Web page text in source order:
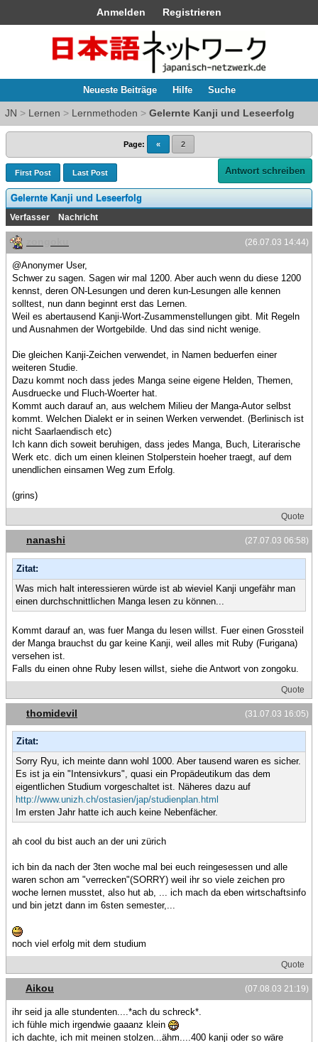
Anmelden Registrieren
Neueste Beiträge Hilfe Suche
JN > Lernen > Lernmethoden > Gelernte Kanji und Leseerfolg
Page: « 2
First Post Last Post Antwort schreiben
Gelernte Kanji und Leseerfolg
Verfasser Nachricht
(26.07.03 14:44)
@Anonymer User,
Schwer zu sagen. Sagen wir mal 1200. Aber auch wenn du diese 1200
kennst, deren ON-Lesungen und deren kun-Lesungen alle kennen
solltest, nun dann beginnt erst das Lernen.
Weil es abertausend Kanji-Wort-Zusammenstellungen gibt. Mit Regeln
und Ausnahmen der Wortgebilde. Und das sind nicht wenige.
Die gleichen Kanji-Zeichen verwendet, in Namen beduerfen einer
weiteren Studie.
Dazu kommt noch dass jedes Manga seine eigene Helden, Themen,
Ausdruecke und Fluch-Woerter hat.
Kommt auch darauf an, aus welchem Milieu der Manga-Autor selbst
kommt. Welchen Dialekt er in seinen Werken verwendet. (Berlinisch ist
nicht Saarlaendisch etc)
Ich kann dich soweit beruhigen, dass jedes Manga, Buch, Literarische
Werk etc. dich um einen kleinen Stolperstein hoeher traegt, auf dem
unendlichen einsamen Weg zum Erfolg.
(grins)
Quote
(27.07.03 06:58)
nanashi
Zitat:
Was mich halt interessieren würde ist ab wieviel Kanji ungefähr man
einen durchschnittlichen Manga lesen zu können...
Kommt darauf an, was fuer Manga du lesen willst. Fuer einen Grossteil
der Manga brauchst du gar keine Kanji, weil alles mit Ruby (Furigana)
versehen ist.
Falls du einen ohne Ruby lesen willst, siehe die Antwort von zongoku.
Quote
(31.07.03 16:05)
thomidevil
Zitat:
Sorry Ryu, ich meinte dann wohl 1000. Aber tausend waren es sicher.
Es ist ja ein "Intensivkurs", quasi ein Propädeutikum das dem
eigentlichen Studium vorgeschaltet ist. Näheres dazu auf
http://www.unizh.ch/ostasien/jap/studienplan.html
Im ersten Jahr hatte ich auch keine Nebenfächer.
ah cool du bist auch an der uni zürich
ich bin da nach der 3ten woche mal bei euch reingesessen und alle
waren schon am "verrecken"(SORRY) weil ihr so viele zeichen pro
woche lernen musstet, also hut ab, ... ich mach da eben wirtschaftsinfo
und bin jetzt dann im 6sten semester,...
noch viel erfolg mit dem studium
Quote
(07.08.03 21:19)
Aikou
ihr seid ja alle stundenten....*ach du schreck*.
ich fühle mich irgendwie gaaanz klein
ich dachte, ich mit meinen stolzen...ähm....400 kanji oder so wäre